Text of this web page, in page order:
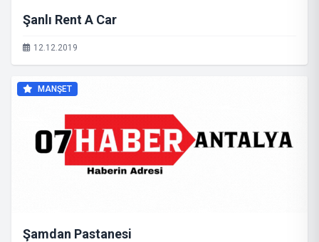
Şanlı Rent A Car
12.12.2019
MANŞET
Şamdan Pastanesi